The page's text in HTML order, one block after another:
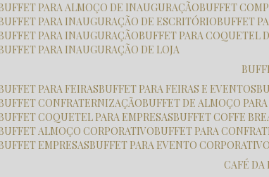
BUFFET PARA ALMOÇO DE INAUGURAÇÃO BUFFET
BUFFET PARA INAUGURAÇÃO DE ESCRITÓRIO BUFFET
BUFFET PARA INAUGURAÇÃO BUFFET PARA COQUETEL
BUFFET PARA INAUGURAÇÃO DE LOJA
BUFFET PARA FEIRAS BUFFET PARA FEIRAS E EVENTOS
BUFFET CONFRATERNIZAÇÃO BUFFET DE ALMOÇO
BUFFET COQUETEL PARA EMPRESAS BUFFET COFFE
BUFFET ALMOÇO CORPORATIVO BUFFET PARA
BUFFET EMPRESAS BUFFET PARA EVENTO CORPORATIVO
CAFÉ